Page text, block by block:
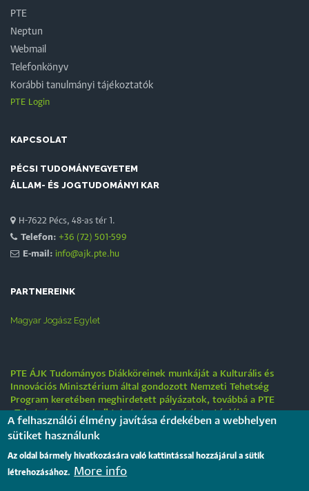
PTE
Neptun
Webmail
Telefonkönyv
Korábbi tanulmányi tájékoztatók
PTE Login
KAPCSOLAT
PÉCSI TUDOMÁNYEGYETEM
ÁLLAM- ÉS JOGTUDOMÁNYI KAR
H-7622 Pécs, 48-as tér 1.
Telefon: +36 (72) 501-599
E-mail: info@ajk.pte.hu
PARTNEREINK
Magyar Jogász Egylet
PTE ÁJK Tudományos Diákköreinek munkáját a Kulturális és
Innovációs Minisztérium által gondozott Nemzeti Tehetség
Program keretében meghirdetett pályázatok, továbbá a PTE
„Tehetségre hangolva” tehetséggondozási stratégiája
támogatják.
Tájékoztatás nyári működési rendről
2026. július 31.
A felhasználói élmény javítása érdekében a webhelyen
sütiket használunk
Az oldal bármely hivatkozására való kattintással hozzájárul a sütik
létrehozásához. More info